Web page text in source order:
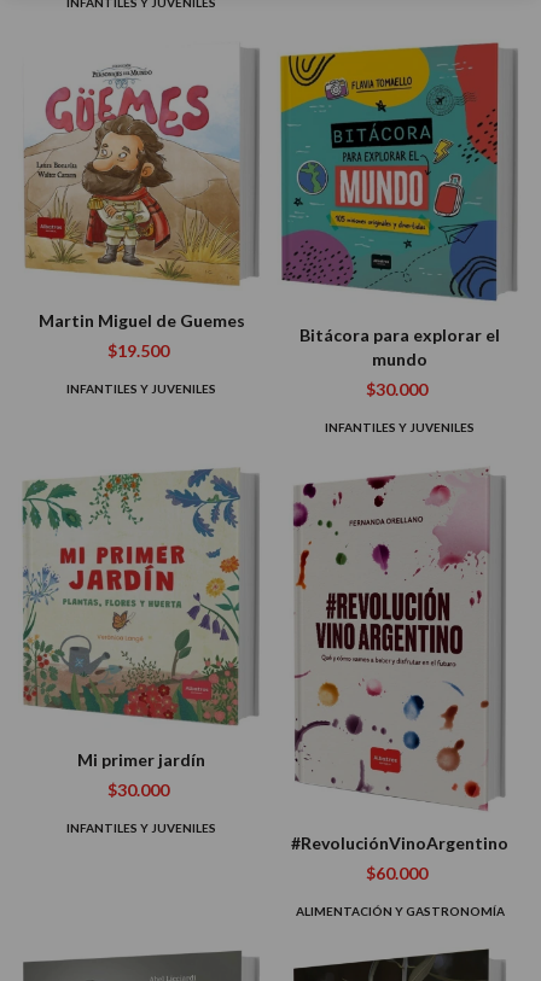
Martin Miguel de Guemes
$19.500
INFANTILES Y JUVENILES
Bitácora para explorar el
mundo
$30.000
INFANTILES Y JUVENILES
Mi primer jardín
$30.000
INFANTILES Y JUVENILES
#RevoluciónVinoArgentino
$60.000
ALIMENTACIÓN Y GASTRONOMÍA